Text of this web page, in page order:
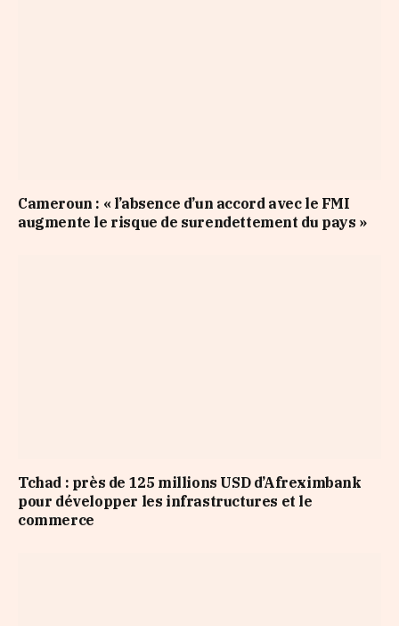
Cameroun : « l’absence d’un accord avec le FMI
augmente le risque de surendettement du pays »
Tchad : près de 125 millions USD d’Afreximbank
pour développer les infrastructures et le
commerce